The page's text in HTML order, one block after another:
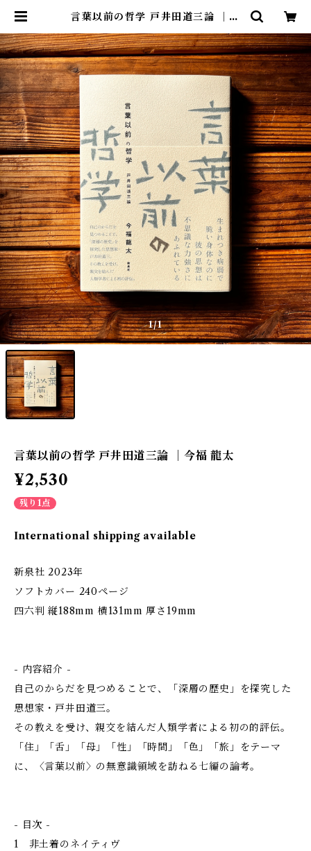
言葉以前の哲学 戸井田道三論 ｜今
トンガ坂文庫
1/1
言葉以前の哲学 戸井田道三論 ｜今福 龍太
¥2,530
残り1点
International shipping available
新泉社 2023年
ソフトカバー 240ページ
四六判 縦188mm 横131mm 厚さ19mm
- 内容紹介 -
自己のからだを見つめることで、「深層の歴史」を探究した
思想家・戸井田道三。
その教えを受け、親交を結んだ人類学者による初の的評伝。
「住」「舌」「母」「性」「時間」「色」「旅」をテーマ
に、〈言葉以前〉の無意識領域を訪ねる七編の論考。
- 目次 -
1 非土着のネイティヴ